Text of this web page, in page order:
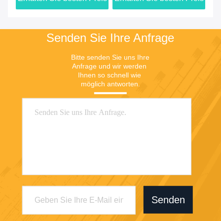
Senden Sie Ihre Anfrage
Bitte senden Sie uns Ihre
Anfrage und wir werden
Ihnen so schnell wie
möglich antworten.
Senden